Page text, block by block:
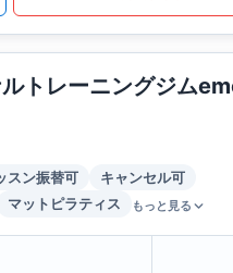
トレーニングジム
スン振替可
キャンセル可
マットピラティス もっと見る